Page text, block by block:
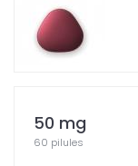
50 mg
60 pilules